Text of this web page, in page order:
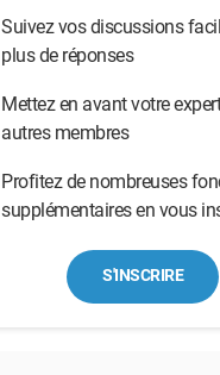
Suivez vos discussions
plus de réponses
Mettez en avant votre
autres membres
Profitez de nombreuses
supplémentaires en vous
S'INSCRIRE